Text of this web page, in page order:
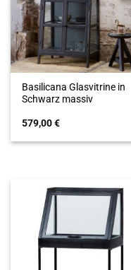
Basilicana Glasvitrine in
Schwarz massiv
579,00€